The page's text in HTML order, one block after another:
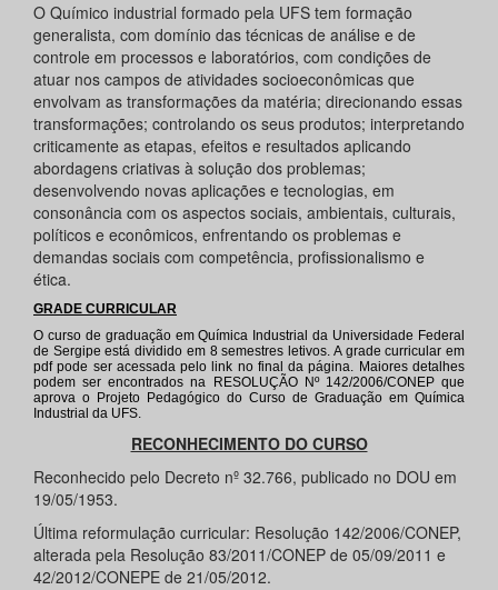
O Químico industrial formado pela UFS tem formação
generalista, com domínio das técnicas de análise e de
controle em processos e laboratórios, com condições de
atuar nos campos de atividades socioeconômicas que
envolvam as transformações da matéria; direcionando essas
transformações; controlando os seus produtos; interpretando
criticamente as etapas, efeitos e resultados aplicando
abordagens criativas à solução dos problemas;
desenvolvendo novas aplicações e tecnologias, em
consonância com os aspectos sociais, ambientais, culturais,
políticos e econômicos, enfrentando os problemas e
demandas sociais com competência, profissionalismo e
ética.
GRADE CURRICULAR
O curso de graduação em Química Industrial da Universidade Federal
de Sergipe está dividido em 8 semestres letivos. A grade curricular em
pdf pode ser acessada pelo link no final da página. Maiores detalhes
podem ser encontrados na RESOLUÇÃO Nº 142/2006/CONEP que
aprova o Projeto Pedagógico do Curso de Graduação em Química
Industrial da UFS.
RECONHECIMENTO DO CURSO
Reconhecido pelo Decreto nº 32.766, publicado no DOU em
19/05/1953.
Última reformulação curricular: Resolução 142/2006/CONEP,
alterada pela Resolução 83/2011/CONEP de 05/09/2011 e
42/2012/CONEPE de 21/05/2012.